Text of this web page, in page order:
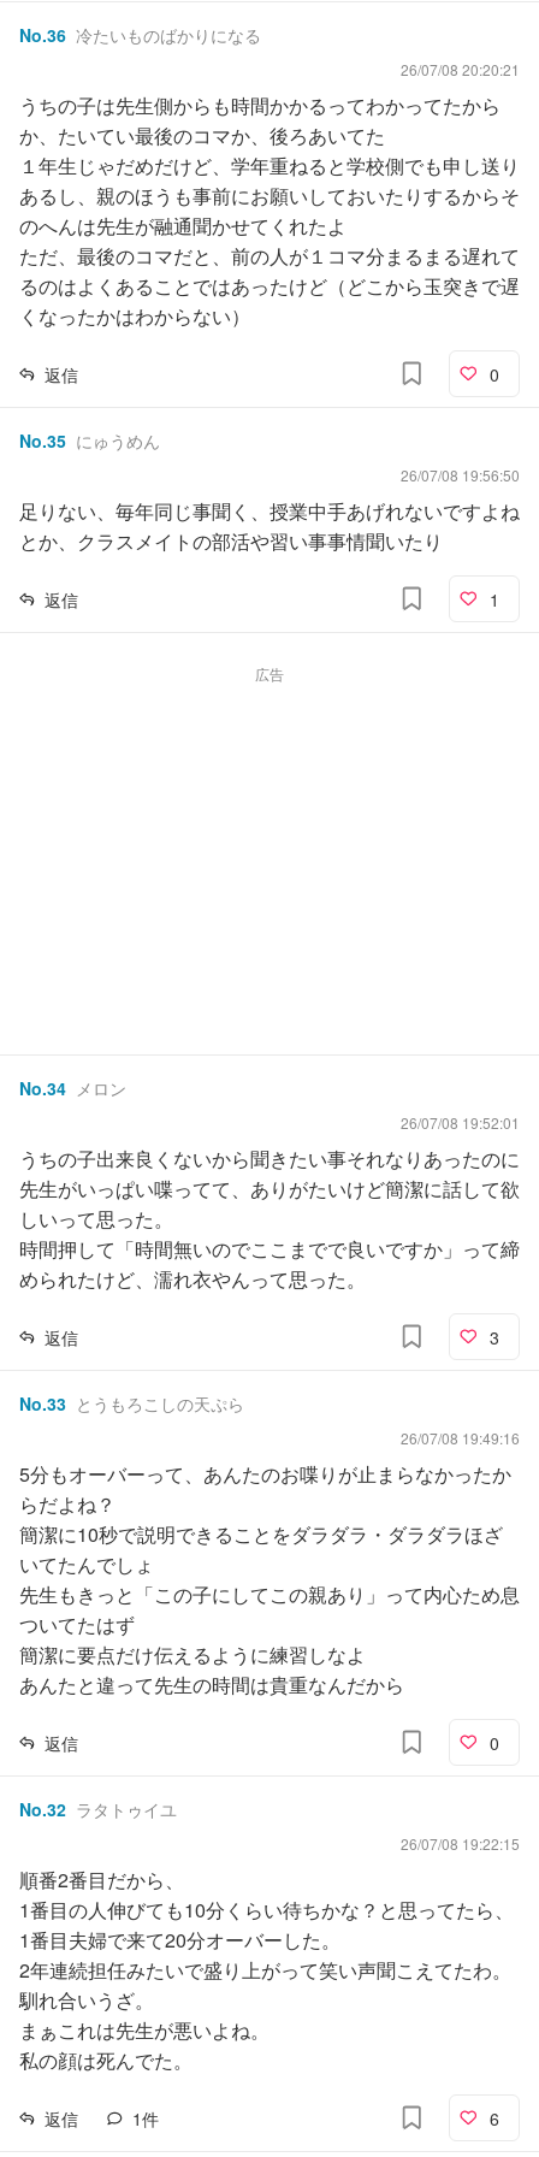
No.36 冷たいものばかりになる
26/07/08 20:20:21
うちの子は先生側からも時間かかるってわかってたから
か、たいてい最後のコマか、後ろあいてた
１年生じゃだめだけど、学年重ねると学校側でも申し送り
あるし、親のほうも事前にお願いしておいたりするからそ
のへんは先生が融通聞かせてくれたよ
ただ、最後のコマだと、前の人が１コマ分まるまる遅れて
るのはよくあることではあったけど（どこから玉突きで遅
くなったかはわからない）
返信 0
No.35 にゅうめん
26/07/08 19:56:50
足りない、毎年同じ事聞く、授業中手あげれないですよね
とか、クラスメイトの部活や習い事事情聞いたり
返信 1
広告
No.34 メロン
26/07/08 19:52:01
うちの子出来良くないから聞きたい事それなりあったのに
先生がいっぱい喋ってて、ありがたいけど簡潔に話して欲
しいって思った。
時間押して「時間無いのでここまでで良いですか」って締
められたけど、濡れ衣やんって思った。
返信 3
No.33 とうもろこしの天ぷら
26/07/08 19:49:16
5分もオーバーって、あんたのお喋りが止まらなかったか
らだよね？
簡潔に10秒で説明できることをダラダラ・ダラダラほざ
いてたんでしょ
先生もきっと「この子にしてこの親あり」って内心ため息
ついてたはず
簡潔に要点だけ伝えるように練習しなよ
あんたと違って先生の時間は貴重なんだから
返信 0
No.32 ラタトゥイユ
26/07/08 19:22:15
順番2番目だから、
1番目の人伸びても10分くらい待ちかな？と思ってたら、
1番目夫婦で来て20分オーバーした。
2年連続担任みたいで盛り上がって笑い声聞こえてたわ。
馴れ合いうざ。
まぁこれは先生が悪いよね。
私の顔は死んでた。
返信 1件 6